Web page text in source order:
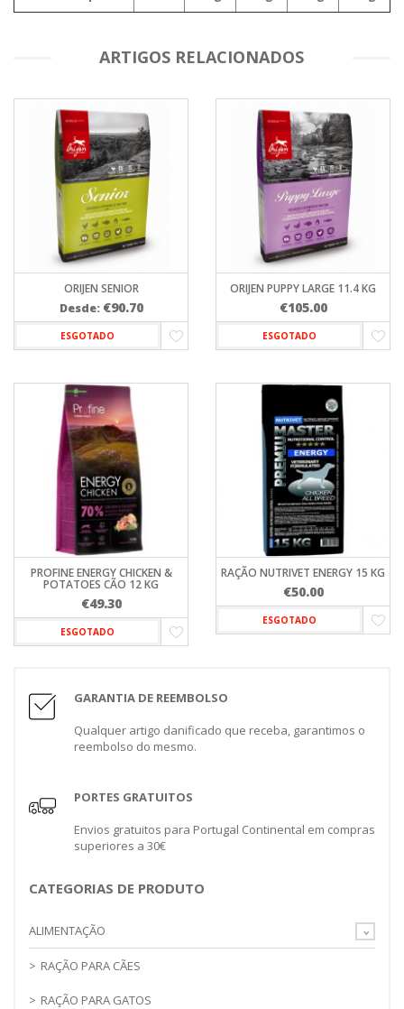
ARTIGOS RELACIONADOS
ORIJEN SENIOR
Desde: €90.70
ESGOTADO
ORIJEN PUPPY LARGE 11.4 KG
€105.00
ESGOTADO
PROFINE ENERGY CHICKEN &
POTATOES CÃO 12 KG
€49.30
ESGOTADO
RAÇÃO NUTRIVET ENERGY 15 KG
€50.00
ESGOTADO
GARANTIA DE REEMBOLSO
Qualquer artigo danificado que receba, garantimos o
reembolso do mesmo.
PORTES GRATUITOS
Envios gratuitos para Portugal Continental em compras
superiores a 30€
CATEGORIAS DE PRODUTO
ALIMENTAÇÃO
RAÇÃO PARA CÃES
RAÇÃO PARA GATOS